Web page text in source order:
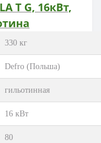
T G, 16кВт,
330 кг
Defro (Польша)
гильотинная
16 кВт
80